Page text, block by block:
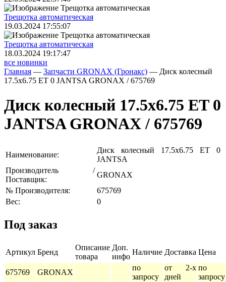
Трещoтка автоматическая
19.03.2024 17:55:07
Трещoтка автоматическая
18.03.2024 19:17:47
все новинки
Главная — Запчасти GRONAX (Гронакс) — Диск колесный
17.5х6.75 ET 0 JANTSA GRONAX / 675769
Диск колесный 17.5х6.75 ET 0
JANTSA GRONAX / 675769
Наименование:
Диск колесный 17.5х6.75 ET 0
JANTSA
Производитель /
Поставщик:
GRONAX
№ Производителя:
675769
Вес:
0
Под заказ
Артикул Бренд
Описание
товара
Доп.
инфо
Наличие Доставка Цена
675769 GRONAX
по
запросу
от 2-х
дней
по
запросу